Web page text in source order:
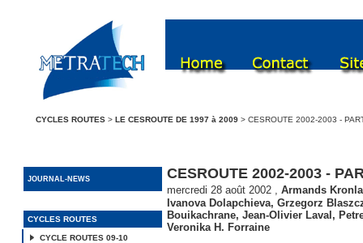
CYCLES ROUTES > LE CESROUTE DE 1997 à 2009 > CESROUTE 2002-2003 -
JOURNAL-NEWS
CYCLES ROUTES
CYCLE ROUTES 09-10
CESROUTE 2002-2003 -
mercredi 28 août 2002 , Armands
Ivanova Dolapchieva, Grzegorz
Bouikachrane, Jean-Olivier Laval ,
Veronika H. Forraine